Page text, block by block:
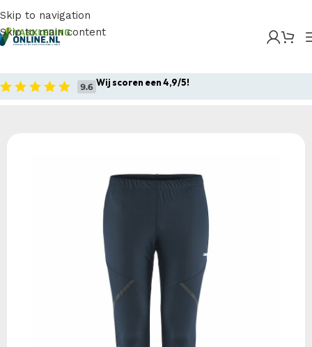
Skip to navigation
Skip to main content
Wij scoren een 4,9/5!
Ski Club Wind Tights M